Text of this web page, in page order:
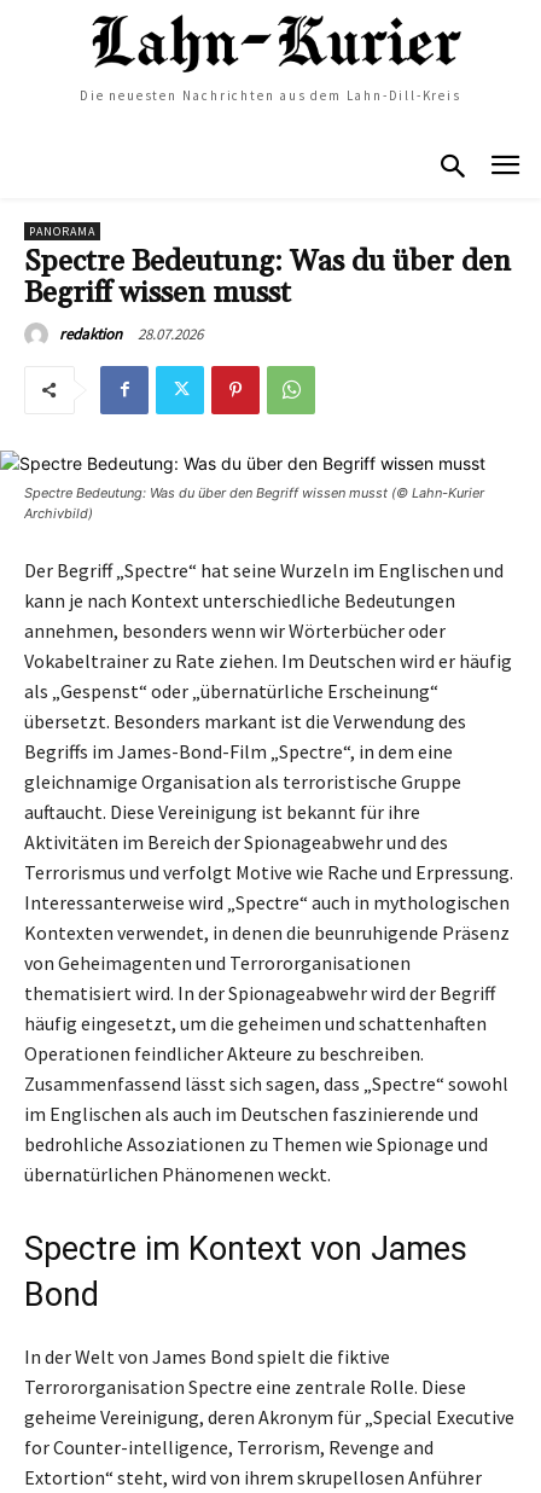
Die neuesten Nachrichten aus dem Lahn-Dill-Kreis
PANORAMA
Spectre Bedeutung: Was du über den
Begriff wissen musst
redaktion 28.07.2026
Spectre Bedeutung: Was du über den Begriff wissen musst (© Lahn-Kurier
Archivbild)
Der Begriff „Spectre“ hat seine Wurzeln im Englischen und
kann je nach Kontext unterschiedliche Bedeutungen
annehmen, besonders wenn wir Wörterbücher oder
Vokabeltrainer zu Rate ziehen. Im Deutschen wird er häufig
als „Gespenst“ oder „übernatürliche Erscheinung“
übersetzt. Besonders markant ist die Verwendung des
Begriffs im James-Bond-Film „Spectre“, in dem eine
gleichnamige Organisation als terroristische Gruppe
auftaucht. Diese Vereinigung ist bekannt für ihre
Aktivitäten im Bereich der Spionageabwehr und des
Terrorismus und verfolgt Motive wie Rache und Erpressung.
Interessanterweise wird „Spectre“ auch in mythologischen
Kontexten verwendet, in denen die beunruhigende Präsenz
von Geheimagenten und Terrororganisationen
thematisiert wird. In der Spionageabwehr wird der Begriff
häufig eingesetzt, um die geheimen und schattenhaften
Operationen feindlicher Akteure zu beschreiben.
Zusammenfassend lässt sich sagen, dass „Spectre“ sowohl
im Englischen als auch im Deutschen faszinierende und
bedrohliche Assoziationen zu Themen wie Spionage und
übernatürlichen Phänomenen weckt.
Spectre im Kontext von James
Bond
In der Welt von James Bond spielt die fiktive
Terrororganisation Spectre eine zentrale Rolle. Diese
geheime Vereinigung, deren Akronym für „Special Executive
for Counter-intelligence, Terrorism, Revenge and
Extortion“ steht, wird von ihrem skrupellosen Anführer